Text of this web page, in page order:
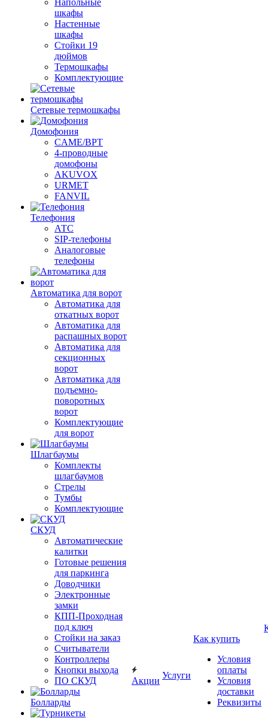
Напольные
шкафы
Настенные
шкафы
Стойки 19
дюймов
Термошкафы
Комплектующие
Сетевые термошкафы
Домофония
CAME/BPT
4-проводные
домофоны
AKUVOX
URMET
FANVIL
Телефония
АТС
SIP-телефоны
Аналоговые
телефоны
Автоматика для ворот
Автоматика для
откатных ворот
Автоматика для
распашных ворот
Автоматика для
секционных
ворот
Автоматика для
подъемно-
поворотных
ворот
Комплектующие
для ворот
Шлагбаумы
Комплекты
шлагбаумов
Стрелы
Тумбы
Комплектующие
СКУД
Автоматические
калитки
Готовые решения
для паркинга
Доводчики
Электронные
замки
КПП-Проходная
под ключ
Стойки на заказ
Считыватели
Контроллеры
Кнопки выхода
ПО СКУД
Болларды
Акции
Услуги
Как купить
Условия
оплаты
Условия
доставки
Реквизиты